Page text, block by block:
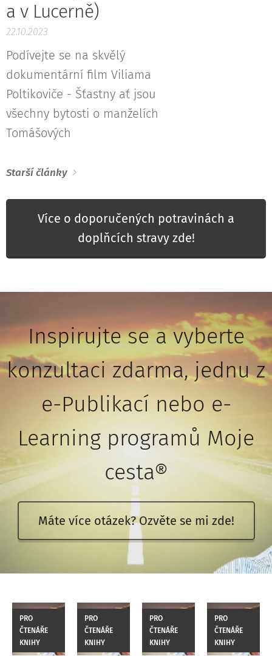
a v Lucerně)
22.10.2023
Podívejte se na skvělý
dokumentární film Viliama
Poltikoviče - Šťastny ať jsou
všechny bytosti o manželích
Tomášových
Starší články
Více o doporučených potravinách a
doplňcích stravy zde!
Inspirujte se a vyberte
konzultaci zdarma, jednu z
e-Publikací nebo e-
Learning programů Moje
cesta®
Máte více otázek? Ozvěte se mi zde!
PRO
ČTENÁŘE
KNIHY
PRO
ČTENÁŘE
KNIHY
PRO
ČTENÁŘE
KNIHY
PRO
ČTENÁŘE
KNIHY